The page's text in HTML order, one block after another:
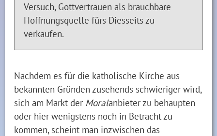
Versuch, Gottvertrauen als brauchbare
Hoffnungsquelle fürs Diesseits zu
verkaufen.
Nachdem es für die katholische Kirche aus
bekannten Gründen zusehends schwieriger wird,
sich am Markt der Moralanbieter zu behaupten
oder hier wenigstens noch in Betracht zu
kommen, scheint man inzwischen das